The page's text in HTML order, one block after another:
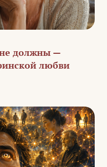
должны —
любви